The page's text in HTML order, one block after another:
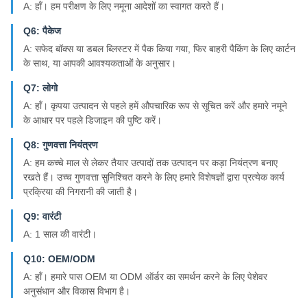
A: हाँ। हम परीक्षण के लिए नमूना आदेशों का स्वागत करते हैं।
Q6: पैकेज
A: सफेद बॉक्स या डबल ब्लिस्टर में पैक किया गया, फिर बाहरी पैकिंग के लिए कार्टन
के साथ, या आपकी आवश्यकताओं के अनुसार।
Q7: लोगो
A: हाँ। कृपया उत्पादन से पहले हमें औपचारिक रूप से सूचित करें और हमारे नमूने
के आधार पर पहले डिजाइन की पुष्टि करें।
Q8: गुणवत्ता नियंत्रण
A: हम कच्चे माल से लेकर तैयार उत्पादों तक उत्पादन पर कड़ा नियंत्रण बनाए
रखते हैं। उच्च गुणवत्ता सुनिश्चित करने के लिए हमारे विशेषज्ञों द्वारा प्रत्येक कार्य
प्रक्रिया की निगरानी की जाती है।
Q9: वारंटी
A: 1 साल की वारंटी।
Q10: OEM/ODM
A: हाँ। हमारे पास OEM या ODM ऑर्डर का समर्थन करने के लिए पेशेवर
अनुसंधान और विकास विभाग है।